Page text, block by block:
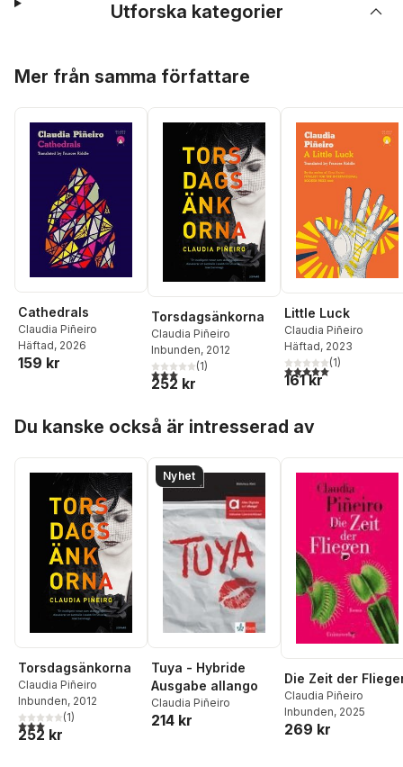
Utforska kategorier
Mer från samma författare
Cathedrals
Claudia Piñeiro
Häftad, 2026
159 kr
Torsdagsänkorna
Claudia Piñeiro
Inbunden, 2012
3,0utav 5 stjärnor. Totalt antal röster:
(1)
252 kr
Little Luck
Claudia Piñeiro
Häftad, 2023
5,0utav 5 stjärnor.
(1)
161 kr
Du kanske också är intresserad av
Torsdagsänkorna
Claudia Piñeiro
Inbunden, 2012
3,0utav 5 stjärnor. Totalt antal röster:
(1)
252 kr
Nyhet
Tuya - Hybride
Ausgabe allango
Claudia Piñeiro
214 kr
Die Zeit der
Claudia Piñeiro
Inbunden, 2025
269 kr